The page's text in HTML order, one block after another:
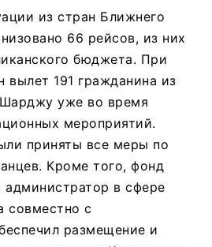
из стран Ближнего
66 рейсов, из них
бюджета. При
вылет 191 гражданина из
уже во время
мероприятий.
приняты все меры по
Кроме того, фонд
администратор в сфере
совместно с
размещение и